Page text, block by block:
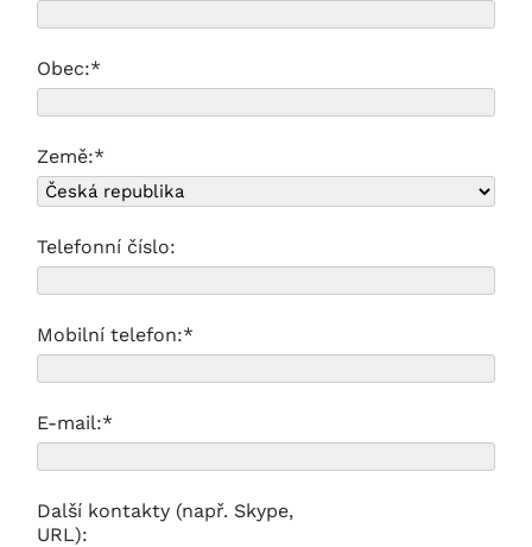
Obec:*
Země:*
Telefonní číslo:
Mobilní telefon:*
E-mail:*
Další kontakty (např. Skype,
URL):